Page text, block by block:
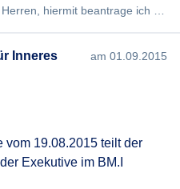
Inneres
am 01.09.2015
vom 19.08.2015 teilt der
Exekutive im BM.I